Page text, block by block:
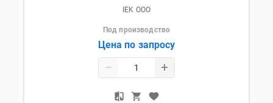
IEK OOO
Под производство
Цена по запросу